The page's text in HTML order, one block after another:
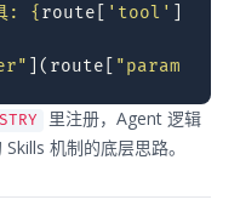
: { route 'tool'
]( route "params"
里注册，Agent 逻辑
机制的底层思路。